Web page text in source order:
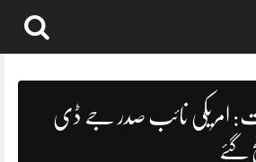
امریکی نائب صدر جے ڈی
گئے